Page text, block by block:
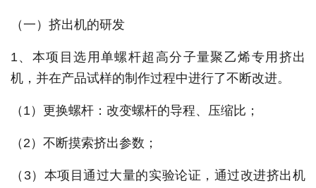
（一）挤出机的研发
1、本项目选用单螺杆超高分子量聚乙烯专用挤出
机，并在产品试样的制作过程中进行了不断改进。
（1）更换螺杆：改变螺杆的导程、压缩比；
（2）不断摸索挤出参数；
（3）本项目通过大量的实验论证，通过改进挤出机